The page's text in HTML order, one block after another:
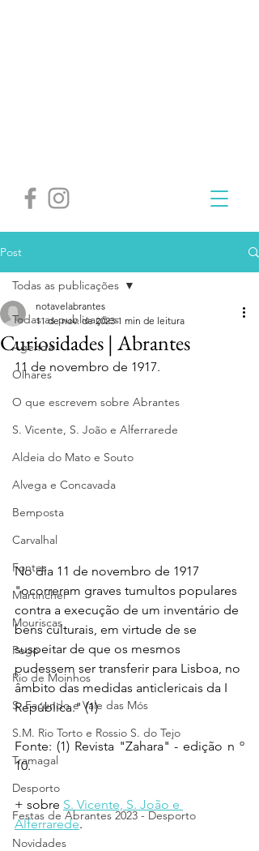
Post
Todas as publicações
Agenda
Olhares
O que escrevem sobre Abrantes
S. Vicente, S. João e Alferrarede
Aldeia do Mato e Souto
Alvega e Concavada
Bemposta
Carvalhal
Fontes
Martinchel
Mouriscas
Pego
Rio de Moinhos
S. Facundo e Vale das Mós
S.M. Rio Torto e Rossio S. do Tejo
Tramagal
Desporto
Festas de Abrantes 2023 - Desporto
Novidades
Todas as publicações
Curiosidades | Abrantes
notavelabrantes
11 de nov. de 2023 1 min de leitura
11 de novembro de 1917.
No dia 11 de novembro de 1917
"ocorreram graves tumultos populares
contra a execução de um inventário de
bens culturais, em virtude de se
suspeitar de que os mesmos
pudessem ser transferir para Lisboa, no
âmbito das medidas anticlericais da I
República." (1)
Fonte: (1) Revista "Zahara" - edição n º
10.
+ sobre S. Vicente, S. João e
Alferrarede.